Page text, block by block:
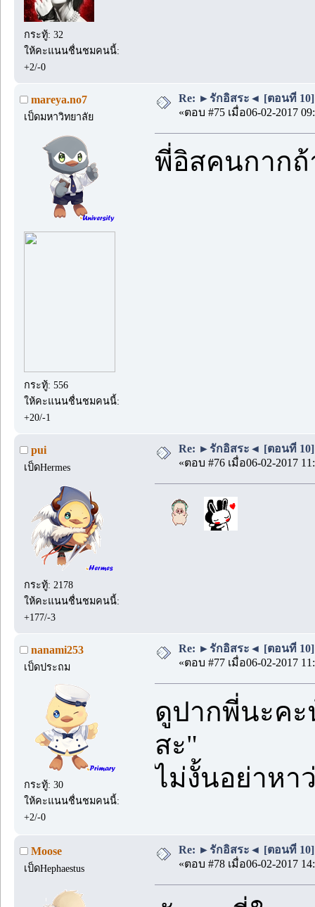
กระทู้: 32
ให้คะแนนชื่นชมคนนี้:
+2/-0
mareya.no7
เป็ดมหาวิทยาลัย
กระทู้: 556
ให้คะแนนชื่นชมคนนี้:
+20/-1
Re: ►รักอิสระ◄ [ตอนที่ 10]
«ตอบ #75 เมื่อ06-02-2017
พี่อิสคนกาก
pui
เป็ดHermes
กระทู้: 2178
ให้คะแนนชื่นชมคนนี้:
+177/-3
Re: ►รักอิสระ◄ [ตอนที่ 10]
«ตอบ #76 เมื่อ06-02-2017
nanami253
เป็ดประถม
กระทู้: 30
ให้คะแนนชื่นชมคนนี้:
+2/-0
Re: ►รักอิสระ◄ [ตอนที่ 10]
«ตอบ #77 เมื่อ06-02-2017
ดูปากพี่นะคะ
สะ"
ไม่งั้นอย่าหา
Moose
เป็ดHephaestus
Re: ►รักอิสระ◄ [ตอนที่ 10]
«ตอบ #78 เมื่อ06-02-2017